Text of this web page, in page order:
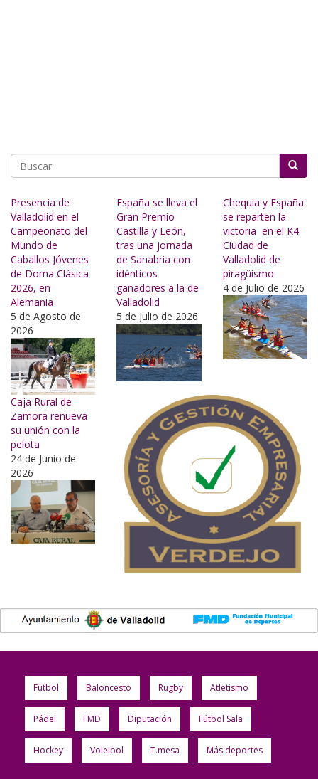
Presencia de
Valladolid en el
Campeonato del
Mundo de
Caballos Jóvenes
de Doma Clásica
2026, en
Alemania
5 de Agosto de
2026
España se lleva el
Gran Premio
Castilla y León,
tras una jornada
de Sanabria con
idénticos
ganadores a la de
Valladolid
5 de Julio de 2026
Chequia y España
se reparten la
victoria en el K4
Ciudad de
Valladolid de
piragüismo
4 de Julio de 2026
Caja Rural de
Zamora renueva
su unión con la
pelota
24 de Junio de
2026
Fútbol Baloncesto Rugby Atletismo
Pádel FMD Diputación Fútbol Sala
Hockey Voleibol T.mesa Más deportes